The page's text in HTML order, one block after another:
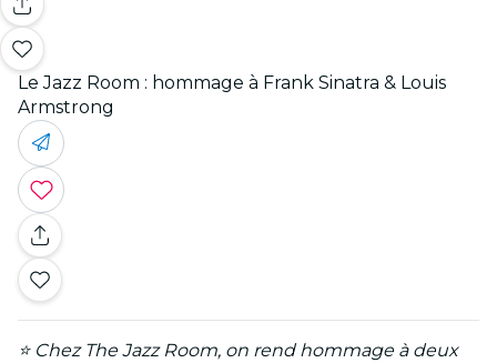
Le Jazz Room : hommage à Frank Sinatra & Louis
Armstrong
⭐ Chez The Jazz Room, on rend hommage à deux